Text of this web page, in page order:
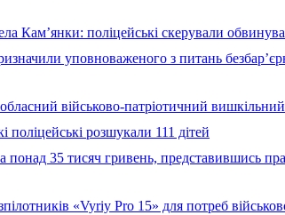
Кам’янки: поліцейські скерували
уповноваженого з питань
військово-патріотичний вишкільний
поліцейські розшукали 111 дітей
понад 35 тисяч гривень, представившись
«Vyriy Pro 15» для потреб